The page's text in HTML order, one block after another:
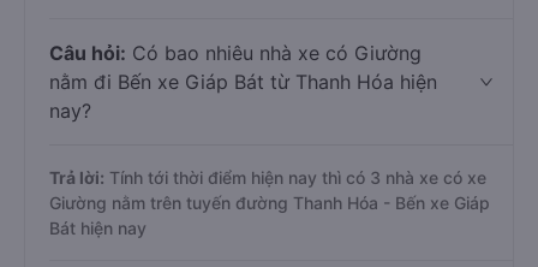
Câu hỏi: Có bao nhiêu nhà xe có Giường
nằm đi Bến xe Giáp Bát từ Thanh Hóa hiện
nay?
Trả lời: Tính tới thời điểm hiện nay thì có 3 nhà xe có xe
Giường nằm trên tuyến đường Thanh Hóa - Bến xe Giáp
Bát hiện nay